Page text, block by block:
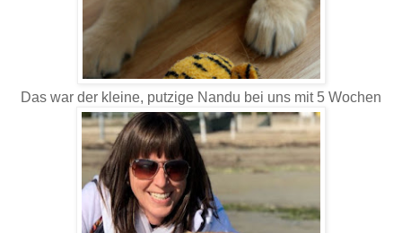
Das war der kleine, putzige Nandu bei uns mit 5 Wochen